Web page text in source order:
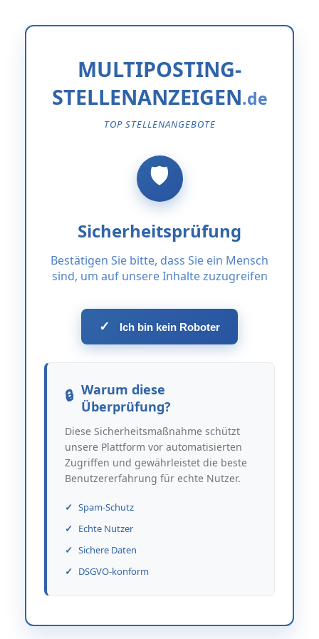
MULTIPOSTING-
STELLENANZEIGEN
TOP STELLENANGEBOTE
Sicherheitsprüfung
Bestätigen Sie bitte, dass Sie ein Mensch
sind, um auf unsere Inhalte zuzugreifen
✓ Ich bin kein Roboter
Warum diese
Überprüfung?
Diese Sicherheitsmaßnahme schützt
unsere Plattform vor automatisierten
Zugriffen und gewährleistet die beste
Benutzererfahrung für echte Nutzer.
Spam-Schutz
Echte Nutzer
Sichere Daten
DSGVO-konform